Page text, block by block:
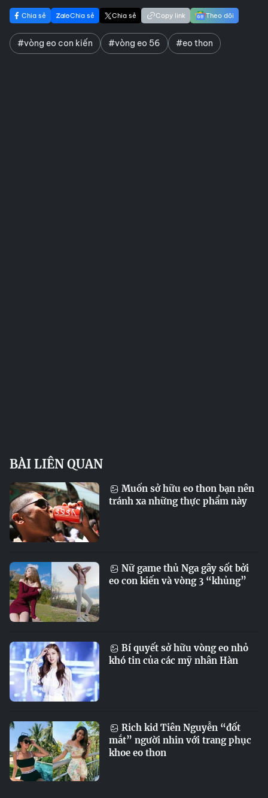
Chia sẻ Chia sẻ Chia sẻ Copy link Theo dõi
#vòng eo con kiến #vòng eo 56 #eo thon
BÀI LIÊN QUAN
Muốn sở hữu eo thon bạn nên
tránh xa những thực phẩm này
Nữ game thủ Nga gây sốt bởi
eo con kiến và vòng 3 “khủng”
Bí quyết sở hữu vòng eo nhỏ
khó tin của các mỹ nhân Hàn
Rich kid Tiên Nguyễn “đốt
mắt” người nhin với trang phục
khoe eo thon